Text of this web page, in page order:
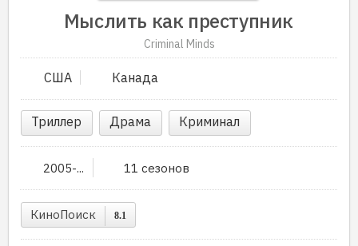
Мыслить как преступник
Criminal Minds
США Канада
Триллер Драма Криминал
2005-... 11 сезонов
КиноПоиск 8.1